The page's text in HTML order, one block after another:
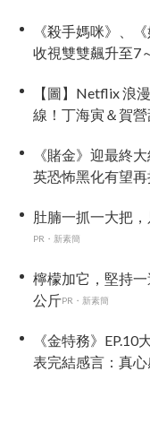
《殺手媽咪》、
收視雙雙飆升至7
【圖】Netflix 浪
線！丁海寅＆賀
《賭金》迎最終
英恐怖黑化有望
肚腩一抓一大把
PR・新素簡
檸檬加它，堅持
公斤PR・新素簡
《金特務》
表完結感言：真